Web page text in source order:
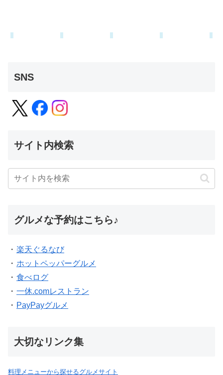
SNS
サイト内検索
グルメな予約はこちら♪
・ 楽天ぐるなび
・ ホットペッパーグルメ
・ 食べログ
・ 一休.comレストラン
・ PayPayグルメ
大切なリンク集
料理メニューから探せるグルメサイト